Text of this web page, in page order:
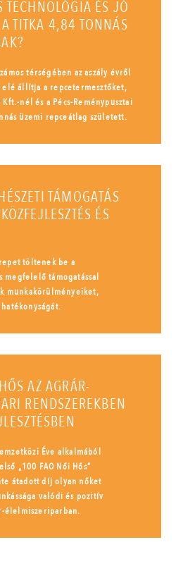
TECHNOLÓGIA ÉS JÓ
TITKA 4,84 TONNÁS
térségében az aszály évről
állítja a repcetermesztőket,
nél és a Pécs-Reménypusztai
üzemi repceátlag született.
TÁMOGATÁS
ÉS
töltenek be a
megfelelő támogatással
munkakörülményeiket,
AZ AGRÁR-
RENDSZEREKBEN
Éve alkalmából
„100 FAO Női Hős”
átadott díj olyan nőket
valódi és pozitív
élelmiszeriparban.